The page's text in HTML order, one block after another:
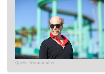
Quelle: Veranstalter